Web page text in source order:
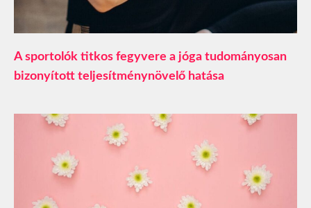
A sportolók titkos fegyvere a jóga tudományosan
bizonyított teljesítménynövelő hatása